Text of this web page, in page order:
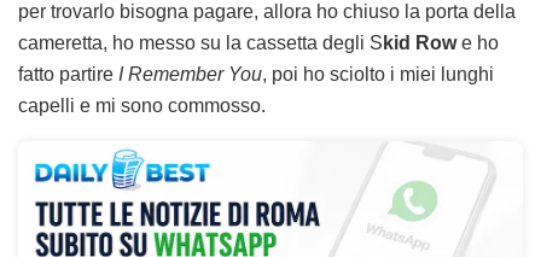
per trovarlo bisogna pagare, allora ho chiuso la porta della
cameretta, ho messo su la cassetta degli S kid Rowe ho
fatto partire I Remember You, poi ho sciolto i miei lunghi
capelli e mi sono commosso.